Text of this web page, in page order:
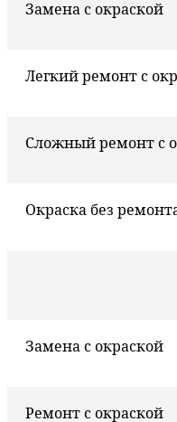
Замена с окраской
Легкий ремонт с
Сложный ремонт с
Окраска без
Замена с окраской
Ремонт с окраской